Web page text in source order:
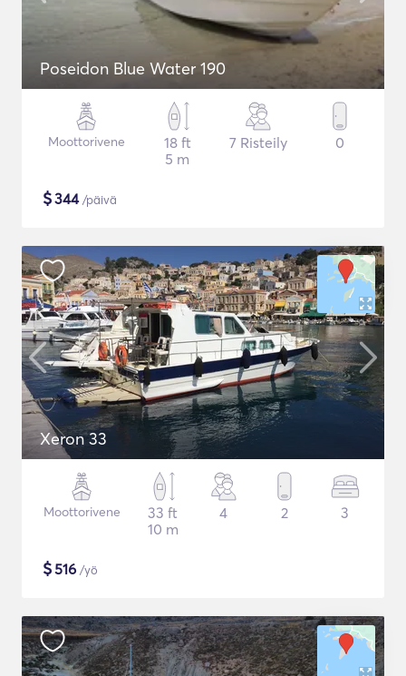
Poseidon Blue Water 190
Moottorivene
18 ft
5 m
7 Risteily 0
$344/päivä
Xeron 33
Moottorivene
33 ft
10 m
4 2 3
$516 /yö